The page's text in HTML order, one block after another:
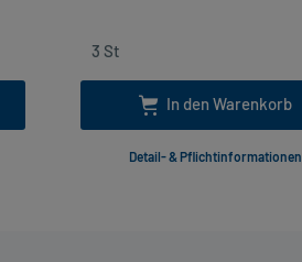
In den Warenkorb
Detail- & Pflichtinformationen